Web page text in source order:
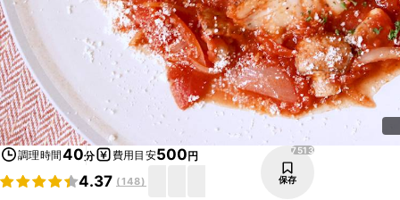
調理時間40分 費用目安500円
4.37 (148)
7513
保存